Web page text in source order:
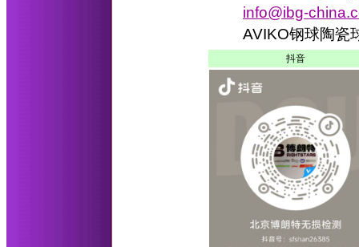
info@ibg-
AVIKO钢球陶瓷
抖音